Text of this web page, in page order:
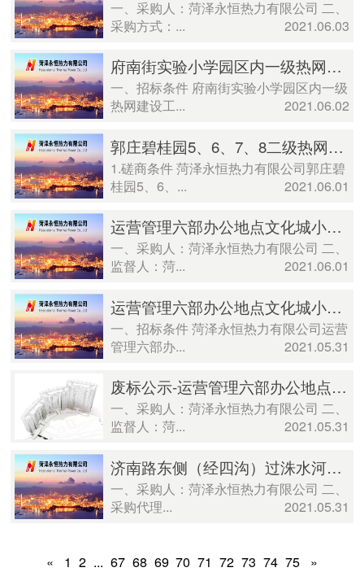
一、采购人：菏泽永恒热力有限公司 二、
采购方式：...
2021.06.03
府南街实验小学园区内一级热网建设工程比价公告
一、招标条件 府南街实验小学园区内一级
热网建设工...
2021.06.02
郭庄碧桂园5、6、7、8二级热网建设工程施工 竞争性磋商公告
1.磋商条件 菏泽永恒热力有限公司郭庄碧
桂园5、6、...
2021.06.01
运营管理六部办公地点文化城小区室内装修（二次）成交公示
一、采购人：菏泽永恒热力有限公司 二、
监督人：菏...
2021.06.01
运营管理六部办公地点文化城小区室内装修（二次） 比价公告
一、招标条件 菏泽永恒热力有限公司运营
管理六部办...
2021.05.31
废标公示-运营管理六部办公地点文化城小区室内装修
一、采购人：菏泽永恒热力有限公司 二、
监督人：菏...
2021.05.31
济南路东侧（经四沟）过洙水河一网工程管材采购及保温施工成交公示
一、采购人：菏泽永恒热力有限公司 二、
采购代理...
2021.05.31
« 1 2 ... 67 68 69 70 71 72 73 74 75 »